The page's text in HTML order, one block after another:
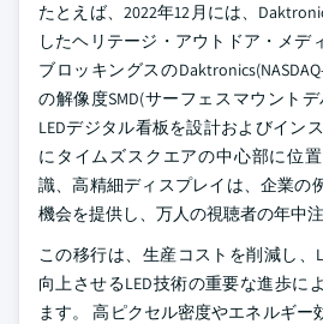
たとえば、2022年12月には、
したヘリテージ・アウトドア・メデ
ブロッキングスの
の解像度SMD(サーフェスマウント
LEDデジタル看板を設計およびイン
にタイムズスクエアの中心部に位
識、高精細ディスプレイは、企業の
機会を提供し、万人の視聴者の年中
この移行は、生産コストを削減し、
向上させるLED技術の重要な進歩に
ます。 高ピクセル密度やエネルギー